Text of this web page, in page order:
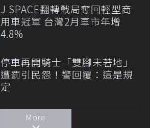
J SPACE翻轉戰局奪回輕型商
用車冠軍 台灣2月車市年增
4.8%
停車再開騎士「雙腳未著地」
遭罰引民怨！警回覆：這是規
定
More